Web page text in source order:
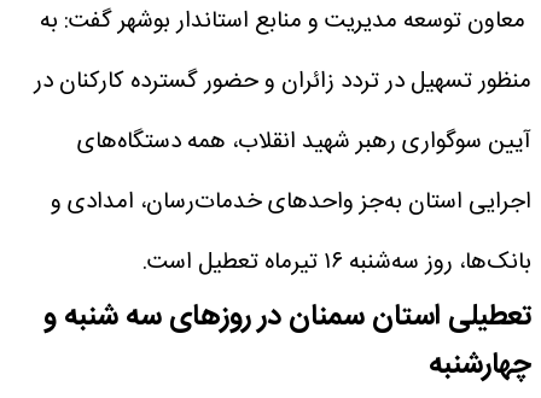
معاون توسعه مدیریت و منابع استاندار بوشهر گفت: به
منظور تسهیل در تردد زائران و حضور گسترده کارکنان در
آیین سوگواری رهبر شهید انقلاب، همه دستگاه‌های
اجرایی استان به‌جز واحدهای خدمات‌رسان، امدادی و
بانک‌ها، روز سه‌شنبه ۱۶ تیرماه تعطیل است.
تعطیلی استان سمنان در روزهای سه شنبه و
چهارشنبه